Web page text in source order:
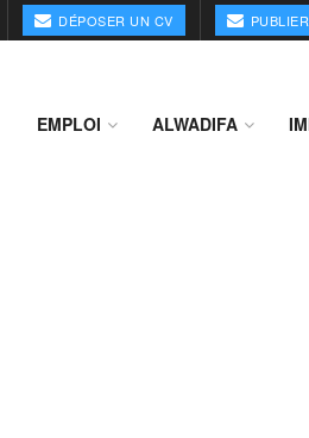
DÉPOSER UN CV
EMPLOI ALWADIFA